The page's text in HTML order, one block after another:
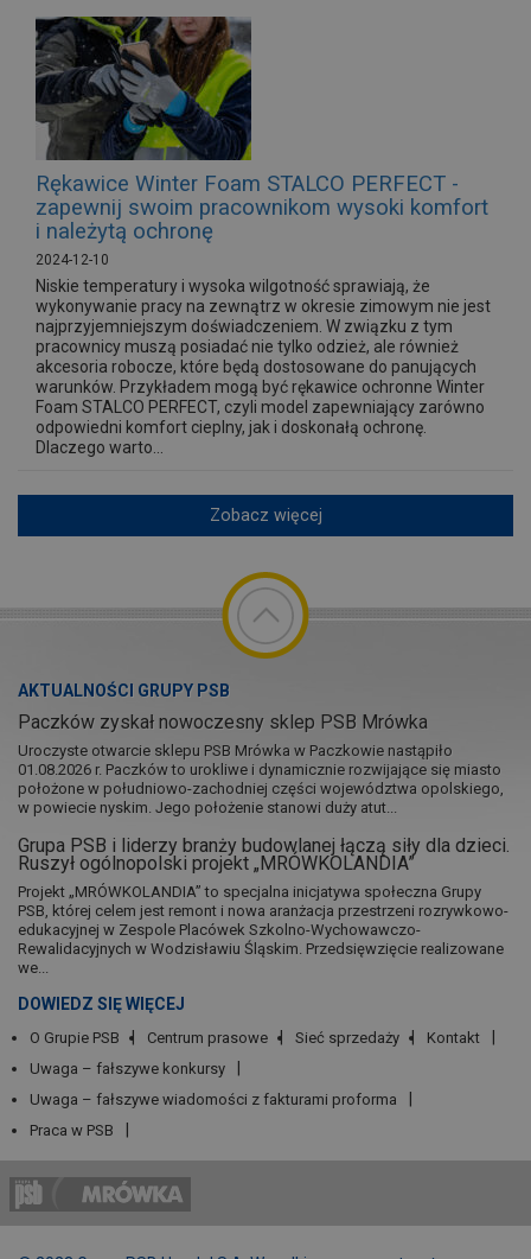
Rękawice Winter Foam STALCO PERFECT -
zapewnij swoim pracownikom wysoki komfort
i należytą ochronę
2024-12-10
Niskie temperatury i wysoka wilgotność sprawiają, że
wykonywanie pracy na zewnątrz w okresie zimowym nie jest
najprzyjemniejszym doświadczeniem. W związku z tym
pracownicy muszą posiadać nie tylko odzież, ale również
akcesoria robocze, które będą dostosowane do panujących
warunków. Przykładem mogą być rękawice ochronne Winter
Foam STALCO PERFECT, czyli model zapewniający zarówno
odpowiedni komfort cieplny, jak i doskonałą ochronę.
Dlaczego warto...
Zobacz więcej
AKTUALNOŚCI GRUPY PSB
Paczków zyskał nowoczesny sklep PSB Mrówka
Uroczyste otwarcie sklepu PSB Mrówka w Paczkowie nastąpiło
01.08.2026 r. Paczków to urokliwe i dynamicznie rozwijające się miasto
położone w południowo-zachodniej części województwa opolskiego,
w powiecie nyskim. Jego położenie stanowi duży atut...
Grupa PSB i liderzy branży budowlanej łączą siły dla dzieci.
Ruszył ogólnopolski projekt „MRÓWKOLANDIA”
Projekt „MRÓWKOLANDIA” to specjalna inicjatywa społeczna Grupy
PSB, której celem jest remont i nowa aranżacja przestrzeni rozrywkowo-
edukacyjnej w Zespole Placówek Szkolno-Wychowawczo-
Rewalidacyjnych w Wodzisławiu Śląskim. Przedsięwzięcie realizowane
we...
DOWIEDZ SIĘ WIĘCEJ
O Grupie PSB Centrum prasowe Sieć sprzedaży
Kontakt
Uwaga – fałszywe konkursy
Uwaga – fałszywe wiadomości z fakturami proforma
Praca w PSB